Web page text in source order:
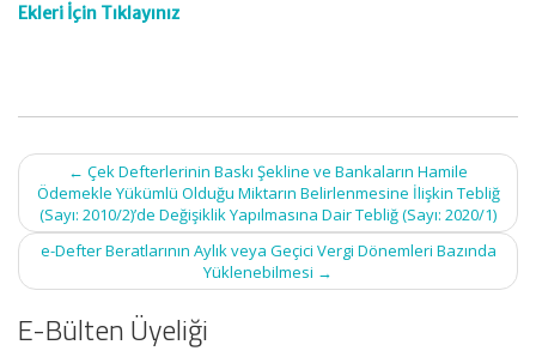
Ekleri İçin Tıklayınız
Post
navigation
← Çek Defterlerinin Baskı Şekline ve Bankaların Hamile
Ödemekle Yükümlü Olduğu Miktarın Belirlenmesine İlişkin Tebliğ
(Sayı: 2010/2)’de Değişiklik Yapılmasına Dair Tebliğ (Sayı: 2020/1)
e-Defter Beratlarının Aylık veya Geçici Vergi Dönemleri Bazında
Yüklenebilmesi →
E-Bülten Üyeliği